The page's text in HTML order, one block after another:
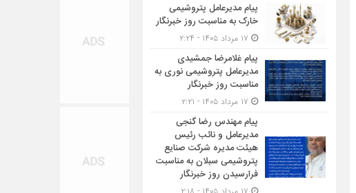
پیام مدیرعامل پتروشیمی
خارک به مناسبت روز خبرنگار
پیام غلامرضا جمشیدی
مدیرعامل پتروشیمی نوری به
مناسبت روز خبرنگار
پیام مهندس رضا گنجی
مدیرعامل و نائب رئیس
هیئت مدیره شرکت صنایع
پتروشیمی سبلان به مناسبت
فرارسیدن روز خبرنگار